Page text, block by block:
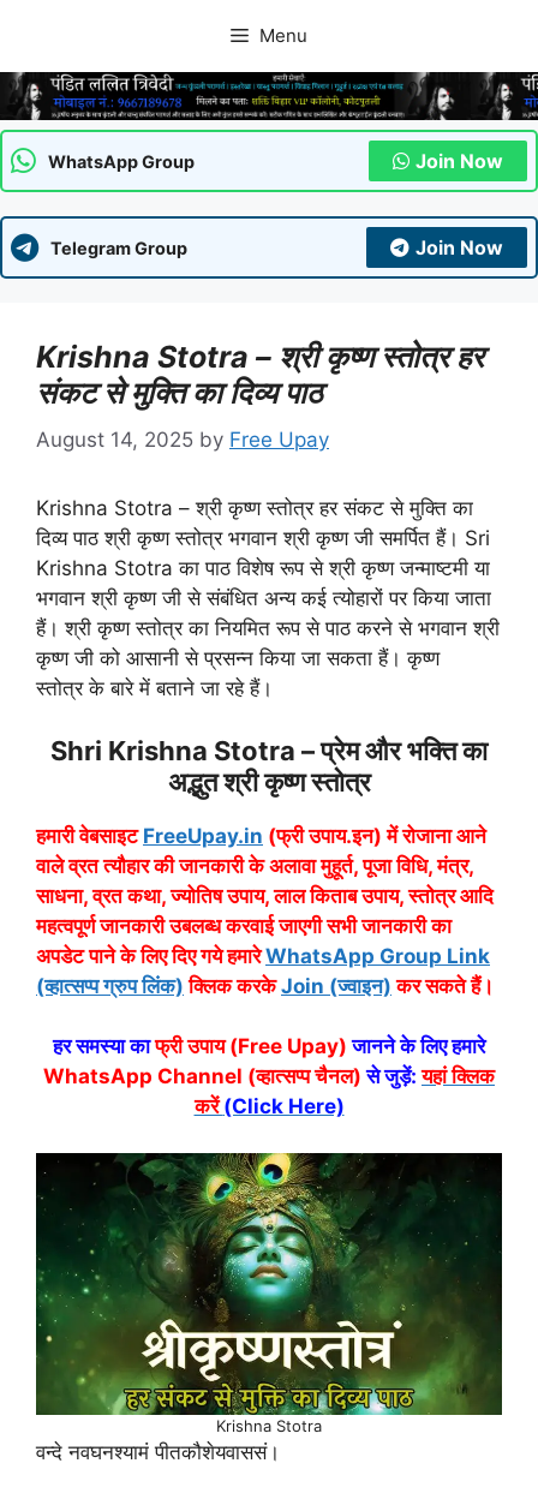
content
Menu
WhatsApp Group Join Now
Telegram Group Join Now
Krishna Stotra – श्री कृष्ण स्तोत्र हर
संकट से मुक्ति का दिव्य पाठ
August 14, 2025 by Free Upay
Krishna Stotra – श्री कृष्ण स्तोत्र हर संकट से मुक्ति का
दिव्य पाठ श्री कृष्ण स्तोत्र भगवान श्री कृष्ण जी समर्पित हैं। Sri
Krishna Stotra का पाठ विशेष रूप से श्री कृष्ण जन्माष्टमी या
भगवान श्री कृष्ण जी से संबंधित अन्य कई त्योहारों पर किया जाता
हैं। श्री कृष्ण स्तोत्र का नियमित रूप से पाठ करने से भगवान श्री
कृष्ण जी को आसानी से प्रसन्न किया जा सकता हैं। कृष्ण
स्तोत्र के बारे में बताने जा रहे हैं।
Shri Krishna Stotra – प्रेम और भक्ति का
अद्भुत श्री कृष्ण स्तोत्र
हमारी वेबसाइट FreeUpay.in (फ्री उपाय.इन) में रोजाना आने
वाले व्रत त्यौहार की जानकारी के अलावा मुहूर्त, पूजा विधि, मंत्र,
साधना, व्रत कथा, ज्योतिष उपाय, लाल किताब उपाय, स्तोत्र आदि
महत्वपूर्ण जानकारी उबलब्ध करवाई जाएगी सभी जानकारी का
अपडेट पाने के लिए दिए गये हमारेWhatsApp Group Link
(व्हात्सप्प ग्रुप लिंक) क्लिक करकेJoin (ज्वाइन) कर सकते हैं।
हर समस्या काफ्री उपाय (Free Upay) जानने के लिए हमारे
WhatsApp Channel (व्हात्सप्प चैनल) से जुड़ें:यहां क्लिक
करें(Click Here)
Krishna Stotra
वन्दे नवघनश्यामं पीतकौशेयवाससं।